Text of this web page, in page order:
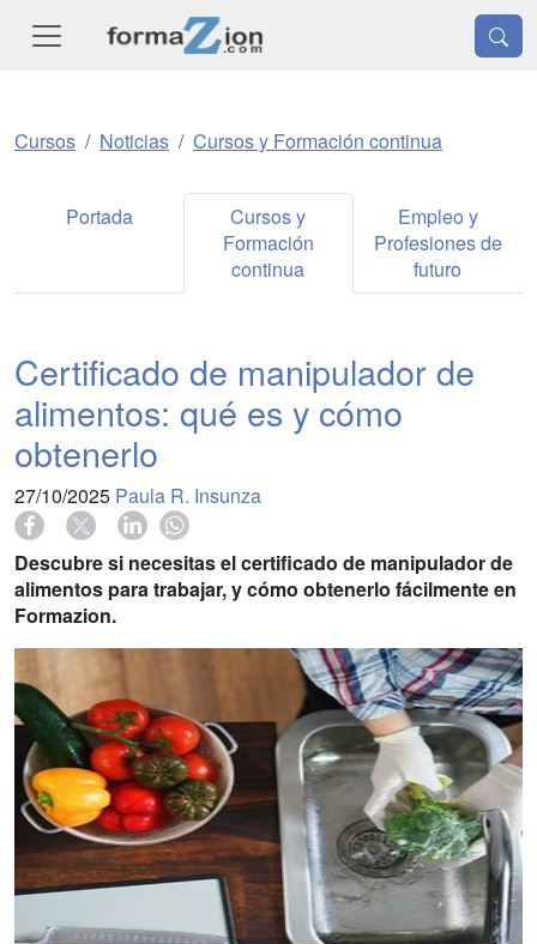
Cursos Noticias Cursos y Formación continua
Portada
Cursos y
Formación
continua
Empleo y
Profesiones de
futuro
Certificado de manipulador de
alimentos: qué es y cómo
obtenerlo
27/10/2025 Paula R. Insunza
Descubre si necesitas el certificado de manipulador de
alimentos para trabajar, y cómo obtenerlo fácilmente en
Formazion.